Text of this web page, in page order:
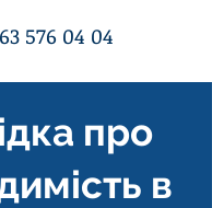
576 04 04
про
в